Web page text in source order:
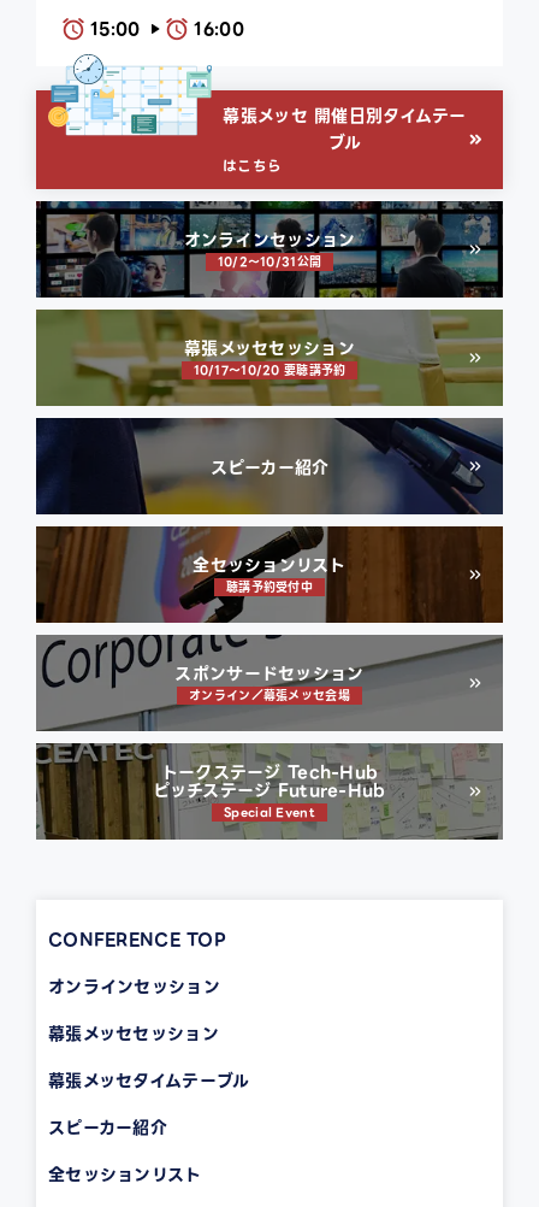
15:00 play_arrow 16:00
幕張メッセ 開催日別タイムテー
ブル
はこちら
オンラインセッション
10/2〜10/31公開
幕張メッセセッション
10/17〜10/20 要聴講予約
スピーカー紹介
全セッションリスト
聴講予約受付中
スポンサードセッション
オンライン／幕張メッセ会場
トークステージ Tech-Hub
ピッチステージ Future-Hub
Special Event
CONFERENCE TOP
オンラインセッション
幕張メッセセッション
幕張メッセタイムテーブル
スピーカー紹介
全セッションリスト